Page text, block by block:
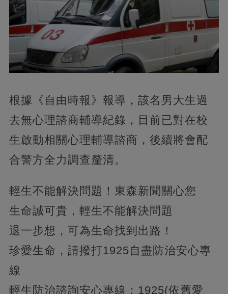
根據《自由時報》報導，該名男大生過
去無心理諮商輔導紀錄，目前已對在校
生啟動相關心理輔導諮商，後續將會配
合警方全力調查釐清。
輕生不能解決問題！東森新聞關心您
生命誠可貴，輕生不能解決問題
退一步想，可為生命找到出路！
珍愛生命，請撥打1925自盡防治安心專
線
輕生防治諮詢安心專線：1925(依舊愛